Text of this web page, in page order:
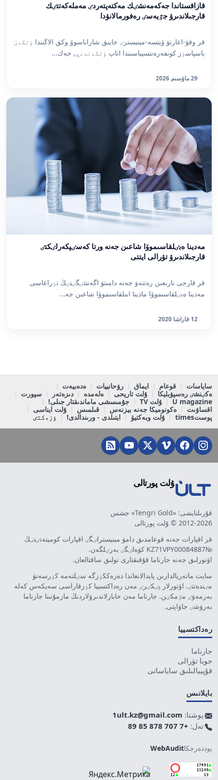
قازاقستاندا جەكەمەنشٸك مەكتەپتەردٸ مەملەكەتتٸك
قارجىلاندىرۋ جٷيەسٸ رەفورمالانۋدا
قر وقۋ-اعارتۋ ۆيتسە-مينيسترٸ جايىق شاراباسوۆ وكق الاڭىندا ٶتكەن
باسپاسٶز كونفەرەنتسيياسىندا اتاپ ٶتكەندەي, جەك...
29 ماۋسىم 2026
مەدينا ەبٸلقاسىموۆا شاعىن جەنە ورتا كەسٸپكەرلٸكتٸ
قارجىلاندىرۋ تۋرالى ايتتى
قر قارجى نارىعىن رەتتەۋ جەنە دامىتۋ اگەنتتٸگٸنٸڭ تٶراعاسى
مەدينا ەبٸلقاسىموۆا مادينا ابىلقاسىموۆا شاعىن جە...
12 قاراشا 2020
ساياسات قوعام ايماق رۋحانييات
ەدەبيەت
ەكٸنشٸ رەسپۋبليكا
ۇلت تاريحى ەلەمدە دىزەتەر
سپورت
U magazine
ۇلت TV
جۇمىسشى ماماندىقتار جىلى!
اقساۋىت
ەكونوميكا جەنە بيزنەس قىلمىس
ۇلت ايناسى
پوستtimes
ۇلت وبەكتيۆ ايتىلدى - ورىندالدى! ٶزەكتٸ
ۇلت پورتالى
قۇرىلتايشى: «Tengri Gold» جشس
2012-2026 © ۇلت پورتالى
قر اقپارات جەنە قوعامدىق دامۋ مينيسترلٸگٸ اقپارات كوميتەتٸنٸڭ
№KZ71VPY00084887 كۋەلٸگٸ بەرٸلگەن.
اۆتورلىق جەنە جارناما قۇقىقتارى تولىق ساقتالعان.
سايت ماتەريالدارىن پايدالانعاندا دەرەككٶزگە سٸلتەمە كٶرسەتۋ
مٸندەتتٸ. اۆتورلار پٸكٸرٸ مەن رەداكتسييا كٶزقاراسى سەيكەس كەلە
بەرمەۋٸ مٷمكٸن. جارناما مەن حابارلاندىرۋلاردىڭ مازمۇنىنا جارناما
بەرۋشٸ جاۋاپتى.
رەداكتسييا
جارناما
جوبا تۋرالى
قۇپييالىلىق ساياساتى
بايلانىس
پوشتا: 1ult.kz@gmail.com
تەل: +7 707 878 85 89
پوددەرجكاWebAudit